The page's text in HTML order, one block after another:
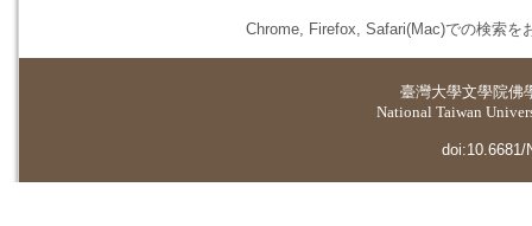
Chrome, Firefox, Safari(Mac)での検索を
臺灣大學文學院佛
National Taiwan
doi:10.6681/